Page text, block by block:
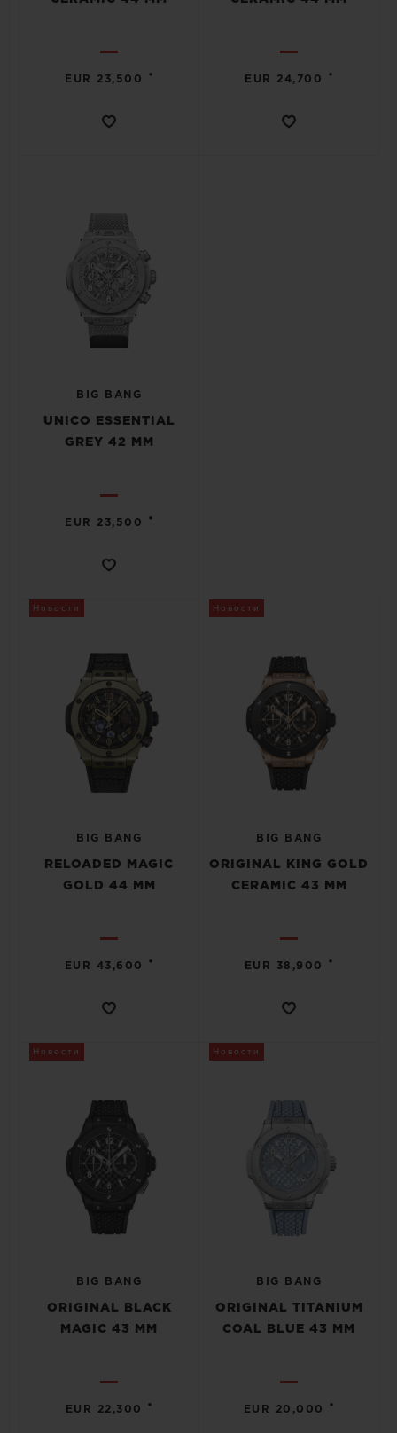
EUR 23,500 • EUR 24,700 •
BIG BANG
UNICO ESSENTIAL
GREY 42 MM
EUR 23,500 •
Новости
BIG BANG
RELOADED MAGIC
GOLD 44 MM
EUR 43,600 •
Новости
BIG BANG
ORIGINAL KING GOLD
CERAMIC 43 MM
EUR 38,900 •
Новости
BIG BANG
ORIGINAL BLACK
MAGIC 43 MM
EUR 22,300 •
Новости
BIG BANG
ORIGINAL TITANIUM
COAL BLUE 43 MM
EUR 20,000 •